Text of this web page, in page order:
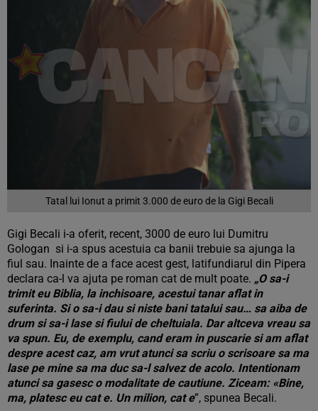
Tatal lui Ionut a primit 3.000 de euro de la Gigi Becali
Gigi Becali i-a oferit, recent, 3000 de euro lui Dumitru
Gologan si i-a spus acestuia ca banii trebuie sa ajunga la
fiul sau. Inainte de a face acest gest, latifundiarul din Pipera
declara ca-l va ajuta pe roman cat de mult poate. „O sa-i
trimit eu Biblia, la inchisoare, acestui tanar aflat in
suferinta. Si o sa-i dau si niste bani tatalui sau… sa aiba de
drum si sa-i lase si fiului de cheltuiala. Dar altceva vreau sa
va spun. Eu, de exemplu, cand eram in puscarie si am aflat
despre acest caz, am vrut atunci sa scriu o scrisoare sa ma
lase pe mine sa ma duc sa-l salvez de acolo. Intentionam
atunci sa gasesc o modalitate de cautiune. Ziceam: «Bine,
ma, platesc eu cat e. Un milion, cat e”, spunea Becali.